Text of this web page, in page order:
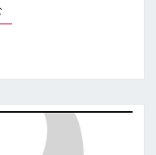
もっと読む